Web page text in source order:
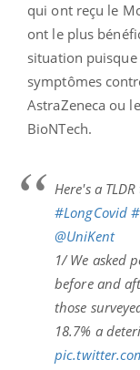
qui ont reçu le
ont le plus
situation
symptômes
AstraZeneca ou
BioNTech.
Here's a
#LongCovid
@UniKent
1/ We asked
before and
those
18.7% a